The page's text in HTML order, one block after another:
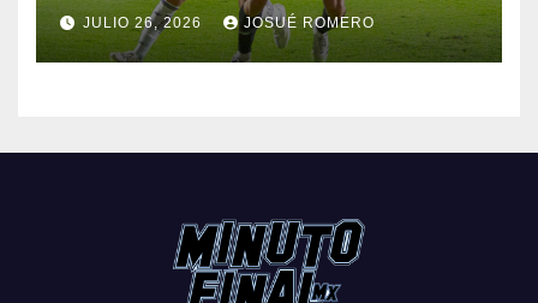
JULIO 26, 2026 JOSUÉ ROMERO